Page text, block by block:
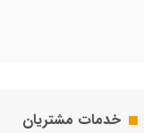
خدمات مشتریان